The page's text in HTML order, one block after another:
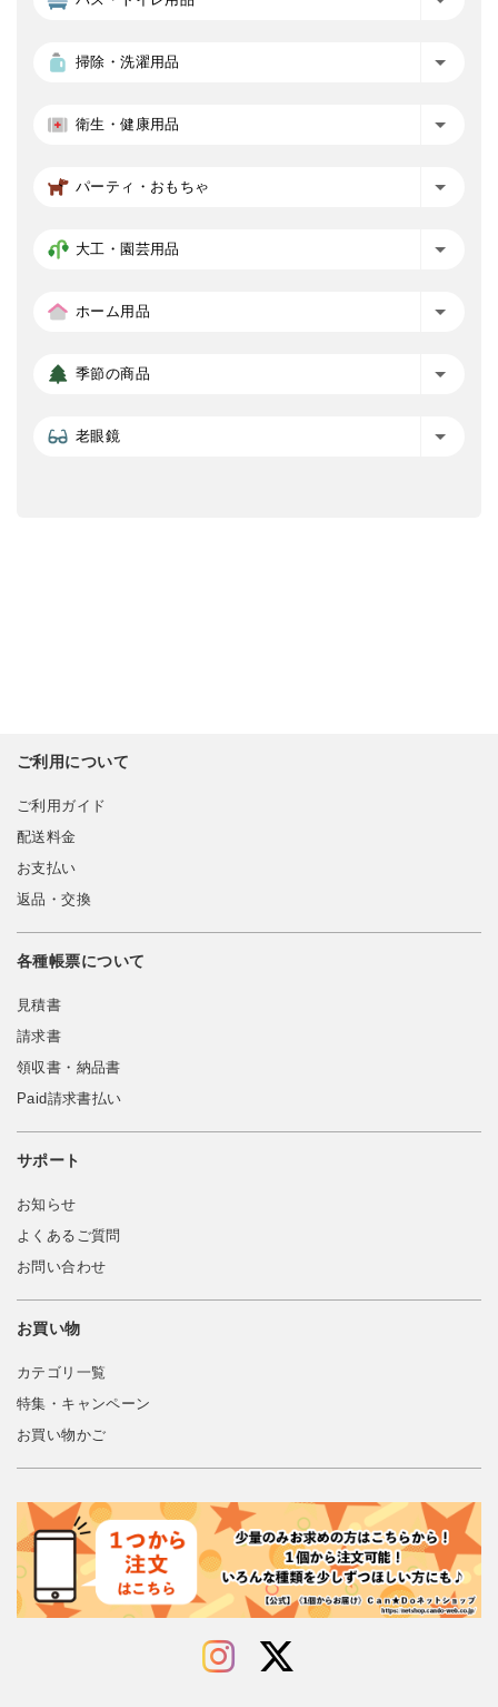
掃除・洗濯用品
衛生・健康用品
パーティ・おもちゃ
大工・園芸用品
ホーム用品
季節の商品
老眼鏡
ご利用について
ご利用ガイド
配送料金
お支払い
返品・交換
各種帳票について
見積書
請求書
領収書・納品書
Paid請求書払い
サポート
お知らせ
よくあるご質問
お問い合わせ
お買い物
カテゴリ一覧
特集・キャンペーン
お買い物かご